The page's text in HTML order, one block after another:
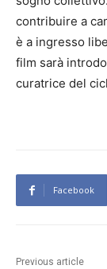
contribuire a
è a ingresso
film sarà
curatrice del
Facebook
Previous article